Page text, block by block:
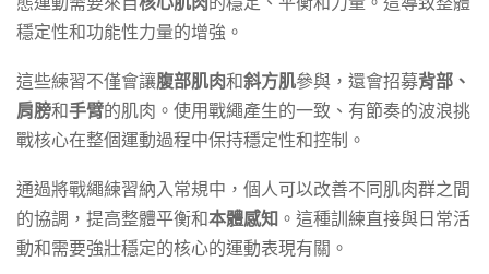
穩定性和功能性力量的增強。
這些練習不僅會讓腹部肌肉和斜方肌參與，還會招募背部、
肩膀和手臂的肌肉。使用戰繩產生的一致、有節奏的波浪挑
戰核心在整個運動過程中保持穩定性和控制。
通過將戰繩練習納入常規中，個人可以改善不同肌肉群之間
的協調，提高整體平衡和本體感知 。這種訓練直接與日常活
動和需要強壯穩定的核心的運動表現有關。